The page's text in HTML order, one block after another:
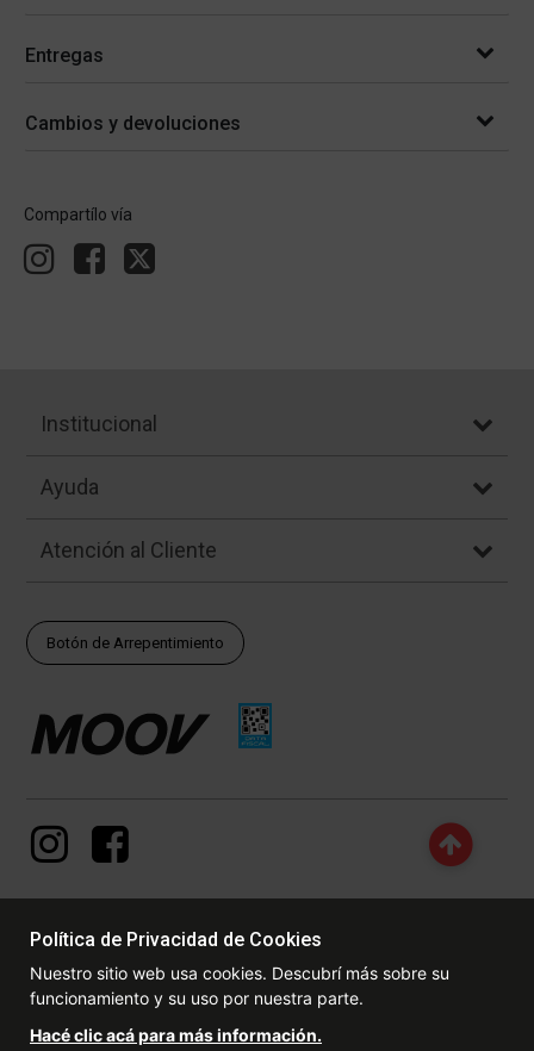
Entregas
Cambios y devoluciones
Compartílo vía
Institucional
Ayuda
Atención al Cliente
Botón de Arrepentimiento
DERECHOS RESERVADOS. Las fotos contenidas en este site, el
logotipo y las marcas son propiedad de www.dexter.com.ar y/o de
sus respectivos titulares. Está prohibida la reproducción total o
Política de Privacidad de Cookies
Nuestro sitio web usa cookies. Descubrí más sobre su
funcionamiento y su uso por nuestra parte.
Hacé clic acá para más información.